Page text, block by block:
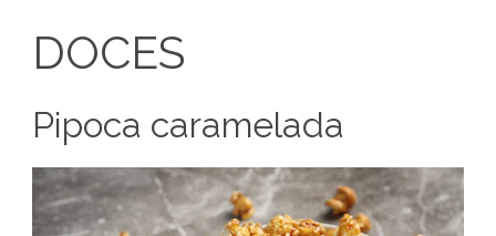
DOCES
Pipoca caramelada